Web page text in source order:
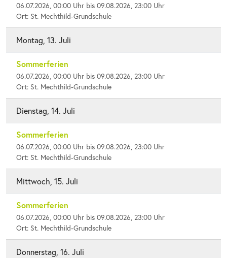
06.07.2026, 00:00 Uhr bis 09.08.2026, 23:00 Uhr
Ort: St. Mechthild-Grundschule
Montag, 13. Juli
Sommerferien
06.07.2026, 00:00 Uhr bis 09.08.2026, 23:00 Uhr
Ort: St. Mechthild-Grundschule
Dienstag, 14. Juli
Sommerferien
06.07.2026, 00:00 Uhr bis 09.08.2026, 23:00 Uhr
Ort: St. Mechthild-Grundschule
Mittwoch, 15. Juli
Sommerferien
06.07.2026, 00:00 Uhr bis 09.08.2026, 23:00 Uhr
Ort: St. Mechthild-Grundschule
Donnerstag, 16. Juli